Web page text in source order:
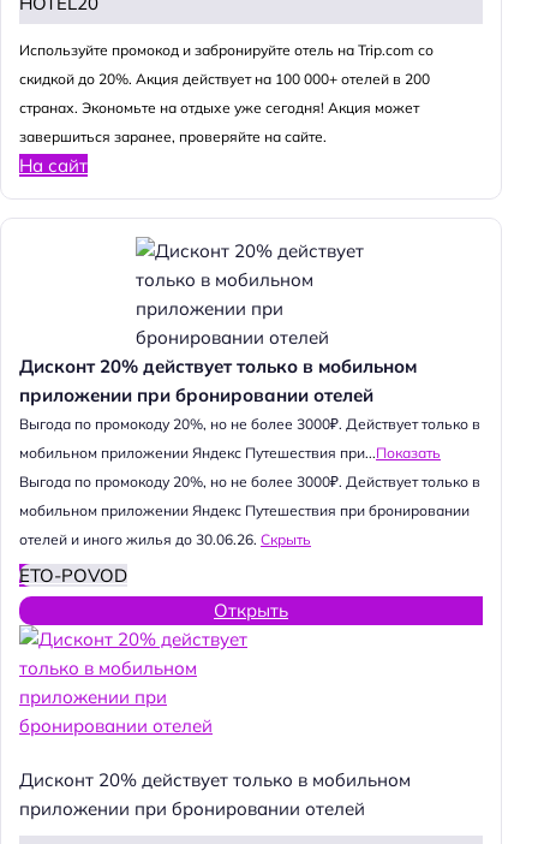
Используйте промокод и забронируйте отель на Trip.com со
скидкой до 20%. Акция действует на 100 000+ отелей в 200
странах. Экономьте на отдыхе уже сегодня! Акция может
завершиться заранее, проверяйте на сайте.
На сайт
Дисконт 20% действует только в мобильном
приложении при бронировании отелей
Выгода по промокоду 20%, но не более 3000₽. Действует только в
мобильном приложении Яндекс Путешествия при...Показать
Выгода по промокоду 20%, но не более 3000₽. Действует только в
мобильном приложении Яндекс Путешествия при бронировании
отелей и иного жилья до 30.06.26. Скрыть
ETO-POVOD
Открыть
Дисконт 20% действует только в мобильном
приложении при бронировании отелей